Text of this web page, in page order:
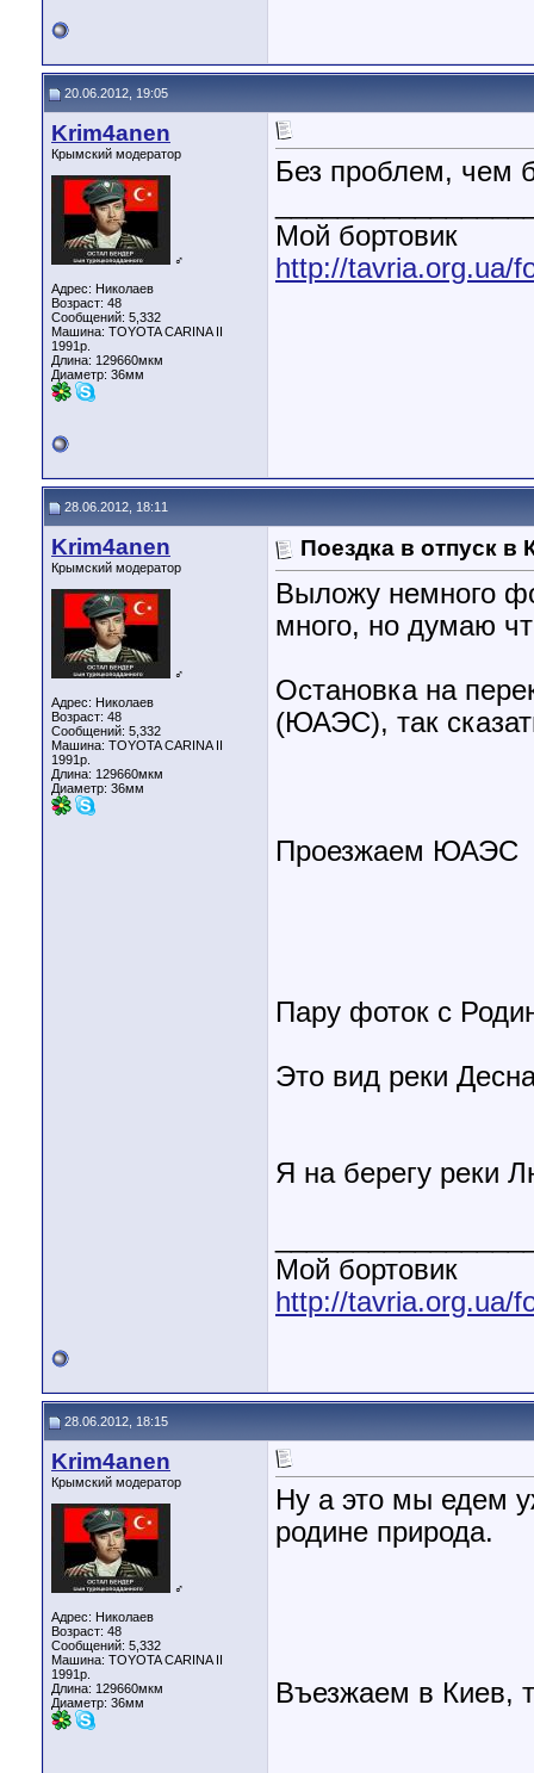
20.06.2012, 19:05
Krim4anen
Крымский модератор
♂
Адрес: Николаев
Возраст: 48
Сообщений: 5,332
Машина: TOYOTA CARINA II
1991р.
Длина: 129660мкм
Диаметр: 36мм
Без проблем, чем
Мой бортовик
http://tavria.org.ua/
28.06.2012, 18:11
Krim4anen
Крымский модератор
♂
Адрес: Николаев
Возраст: 48
Сообщений: 5,332
Машина: TOYOTA CARINA II
1991р.
Длина: 129660мкм
Диаметр: 36мм
Поездка в отпуск в
Выложу немного
много, но думаю
Остановка на
(ЮАЭС), так
Проезжаем ЮАЭС
Пару фоток с
Это вид реки
Я на берегу реки
Мой бортовик
http://tavria.org.ua/
28.06.2012, 18:15
Krim4anen
Крымский модератор
♂
Адрес: Николаев
Возраст: 48
Сообщений: 5,332
Машина: TOYOTA CARINA II
1991р.
Длина: 129660мкм
Диаметр: 36мм
Ну а это мы едем
родине природа.
Въезжаем в Киев,